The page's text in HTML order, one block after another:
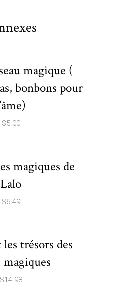
magique (
bonbons pour
$5.00
magiques de
Lalo
$6.49
les trésors des
magiques
$14.98